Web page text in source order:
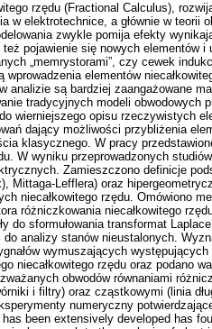
rzędu (Fractional Calculus),
w elektrotechnice, a głównie w
zwykle pomija efekty
pojawienie się nowych elementów
„memrystorami”, czy cewek
elementów
analizie są bardziej zaangażowane
tradycyjnych modeli obwodowych
wierniejszego opisu rzeczywistych
dający możliwości przybliżenia
klasycznego. W pracy
W wyniku przeprowadzonych
Zamieszczono definicje
Mittaga-Lefflera) oraz
niecałkowitego rzędu. Omówiono
różniczkowania niecałkowitego
do sformułowania transformat
analizy stanów nieustalonych.
wymuszających
niecałkowitego rzędu oraz podano
obwodów równaniami
i filtry) oraz cząstkowymi (linia
numeryczny
been extensively developed has